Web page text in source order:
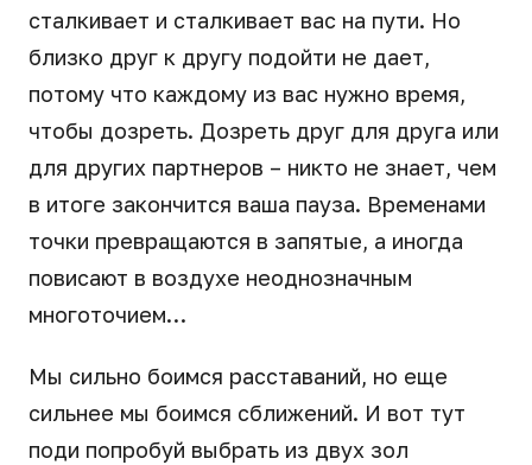
сталкивает и сталкивает вас на пути. Но
близко друг к другу подойти не дает,
потому что каждому из вас нужно время,
чтобы дозреть. Дозреть друг для друга или
для других партнеров – никто не знает, чем
в итоге закончится ваша пауза. Временами
точки превращаются в запятые, а иногда
повисают в воздухе неоднозначным
многоточием…
Мы сильно боимся расставаний, но еще
сильнее мы боимся сближений. И вот тут
поди попробуй выбрать из двух зол